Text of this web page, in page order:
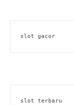
slot gacor
slot terbaru